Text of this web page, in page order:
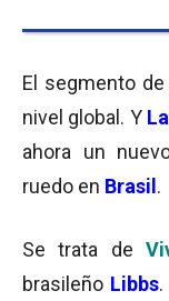
El segmento
nivel global. Y
ahora un
ruedo en Brasil .
Se trata de
brasileño Libbs